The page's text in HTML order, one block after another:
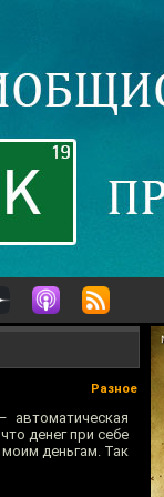
Разное
денег при себе
деньгам. Так